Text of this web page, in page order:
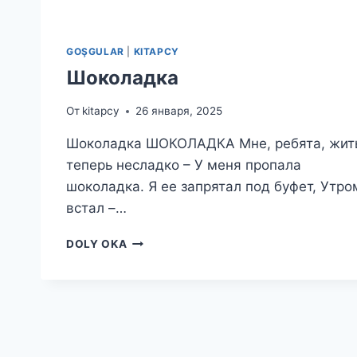
GOŞGULAR KITAPCY
Шоколадка
От kitapcy 26 января, 2025
Шоколадка ШОКОЛАДКА Мне, ребята,
теперь несладко – У меня пропала
шоколадка. Я ее запрятал под буфет,
встал –…
DOLY OKA ШОКОЛАДКА